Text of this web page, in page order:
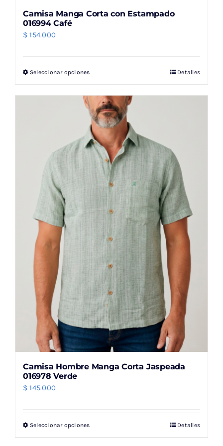
Camisa Manga Corta con Estampado
016994 Café
$ 154.000
Seleccionar opcionesEste
tiene
múltiples
variantes.
Las
opciones
pueden
página
de
producto
Detalles
Camisa Hombre Manga Corta Jaspeada
016978 Verde
$ 145.000
Seleccionar opcionesEste
Detalles